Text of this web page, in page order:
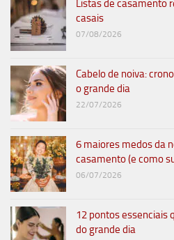
Listas de casamento
casais
07/08/2026
Cabelo de noiva:
o grande dia
22/07/2026
6 maiores medos da
casamento (e como
06/07/2026
12 pontos essenciais
do grande dia